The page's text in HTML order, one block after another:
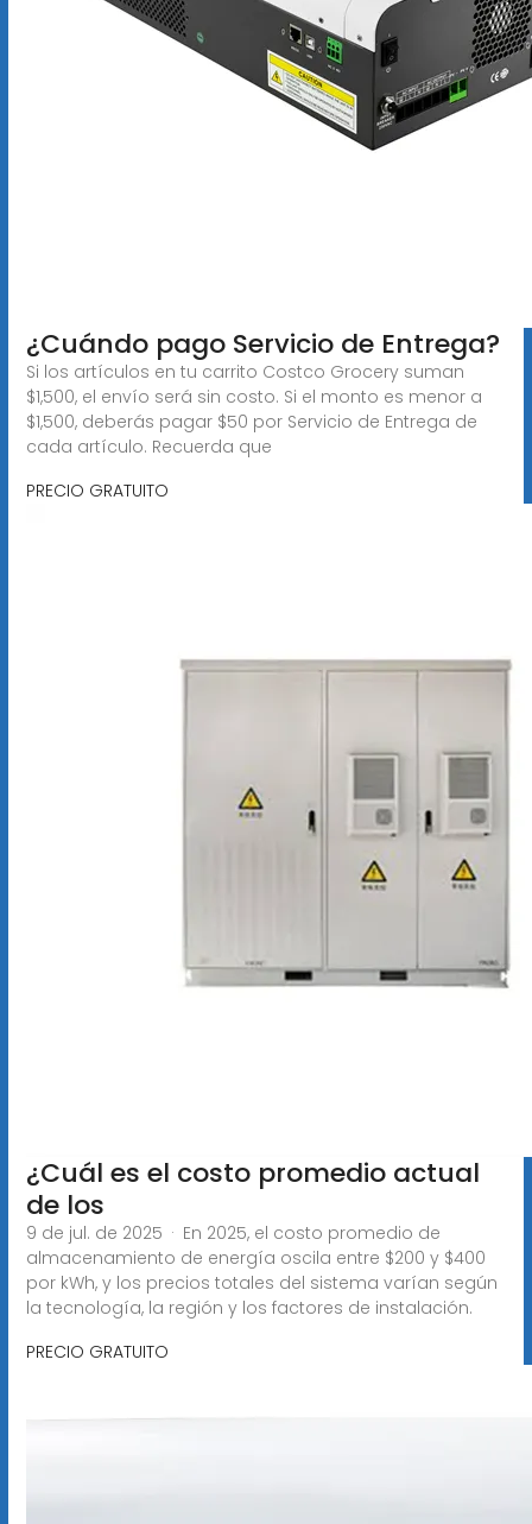
¿Cuándo pago Servicio de Entrega?
Si los artículos en tu carrito Costco Grocery suman
$1,500, el envío será sin costo. Si el monto es menor a
$1,500, deberás pagar $50 por Servicio de Entrega de
cada artículo. Recuerda que
PRECIO GRATUITO
¿Cuál es el costo promedio actual
de los
9 de jul. de 2025 · En 2025, el costo promedio de
almacenamiento de energía oscila entre $200 y $400
por kWh, y los precios totales del sistema varían según
la tecnología, la región y los factores de instalación.
PRECIO GRATUITO